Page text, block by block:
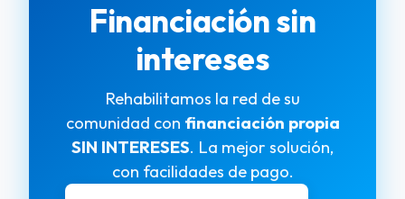
Financiación sin
intereses
Rehabilitamos la red de su
comunidad con financiación propia
SIN INTERESES. La mejor solución,
con facilidades de pago.